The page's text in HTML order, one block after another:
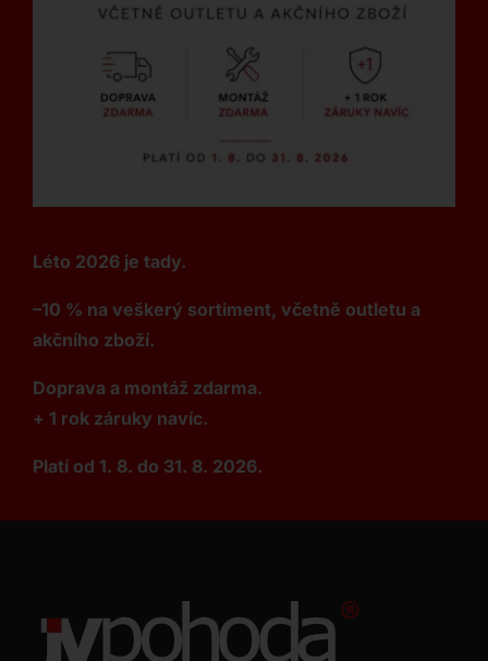
Léto 2026 je tady.
–10 % na veškerý sortiment, včetně outletu a
akčního zboží.
Doprava a montáž zdarma.
+ 1 rok záruky navíc.
Platí od 1. 8. do 31. 8. 2026.